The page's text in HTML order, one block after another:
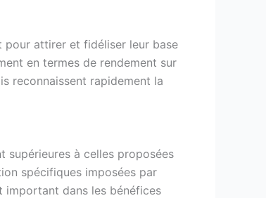
pour attirer et fidéliser leur base
en termes de rendement sur
reconnaissent rapidement la
supérieures à celles proposées
spécifiques imposées par
important dans les bénéfices